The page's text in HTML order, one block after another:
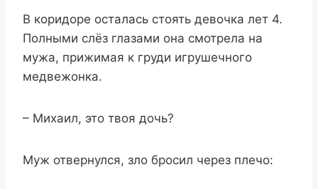
В коридоре осталась стоять девочка лет 4.
Полными слёз глазами она смотрела на
мужа, прижимая к груди игрушечного
медвежонка.
– Михаил, это твоя дочь?
Муж отвернулся, зло бросил через плечо: